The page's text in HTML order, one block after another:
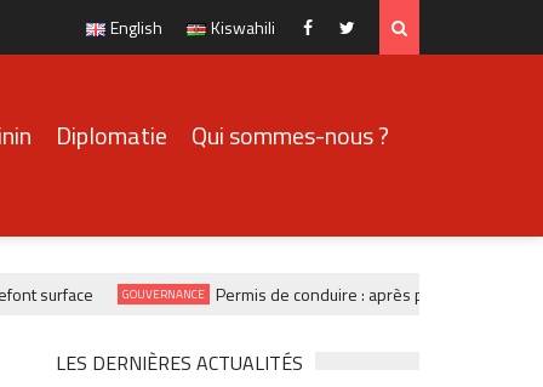
English Kiswahili FacebookTwitter
Diplomatie Qui sommes-nous ?
GOUVERNANCE Permis de conduire : après plus de deux ans de
LES DERNIÈRES ACTUALITÉS